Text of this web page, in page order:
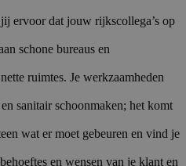
ervoor dat jouw rijkscollega’s op
schone bureaus en
ruimtes. Je werkzaamheden
sanitair schoonmaken; het komt
wat er moet gebeuren en vind je
en wensen van je klant en